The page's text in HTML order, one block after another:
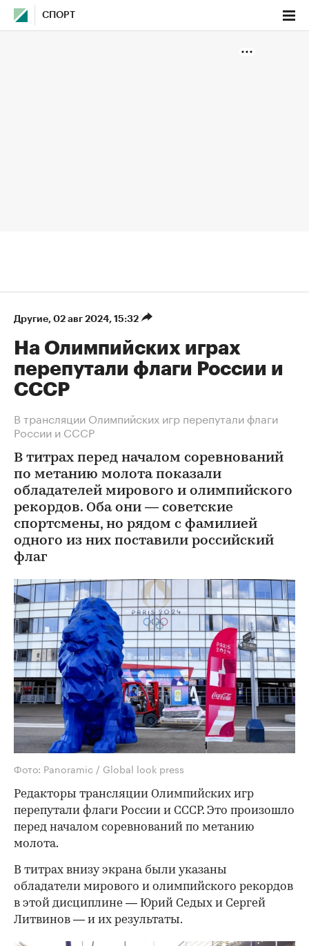
СПОРТ
Другие⁠, 02 авг 2024, 15:32
На Олимпийских играх
перепутали флаги России и
СССР
В трансляции Олимпийских игр перепутали флаги
России и СССР
В титрах перед началом соревнований
по метанию молота показали
обладателей мирового и олимпийского
рекордов. Оба они — советские
спортсмены, но рядом с фамилией
одного из них поставили российский
флаг
Фото: Panoramic / Global look press
Редакторы трансляции Олимпийских игр
перепутали флаги России и СССР. Это произошло
перед началом соревнований по метанию
молота.
В титрах внизу экрана были указаны
обладатели мирового и олимпийского рекордов
в этой дисциплине — Юрий Седых и Сергей
Литвинов — и их результаты.